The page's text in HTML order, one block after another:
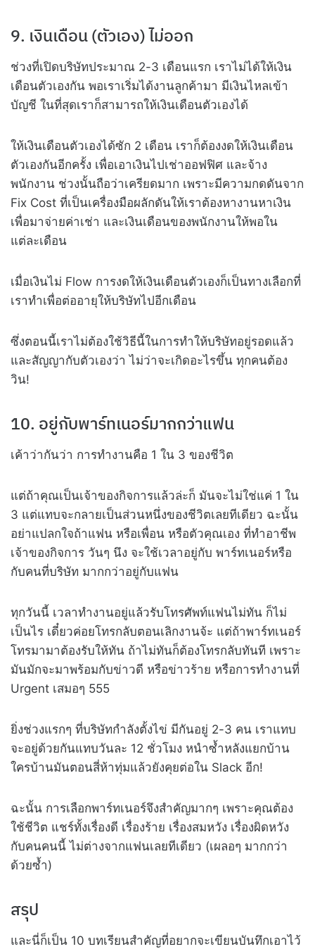
9. เงินเดือน (ตัวเอง) ไม่ออก
ช่วงที่เปิดบริษัทประมาณ 2-3 เดือนแรก เราไม่ได้ให้เงิน
เดือนตัวเองกัน พอเราเริ่มได้งานลูกค้ามา มีเงินไหลเข้า
บัญชี ในที่สุดเราก็สามารถให้เงินเดือนตัวเองได้
ให้เงินเดือนตัวเองได้ซัก 2 เดือน เราก็ต้องงดให้เงินเดือน
ตัวเองกันอีกครั้ง เพื่อเอาเงินไปเช่าออฟฟิศ และจ้าง
พนักงาน ช่วงนั้นถือว่าเครียดมาก เพราะมีความกดดันจาก
Fix Cost ที่เป็นเครื่องมือผลักดันให้เราต้องหางานหาเงิน
เพื่อมาจ่ายค่าเช่า และเงินเดือนของพนักงานให้พอใน
แต่ละเดือน
เมื่อเงินไม่ Flow การงดให้เงินเดือนตัวเองก็เป็นทางเลือกที่
เราทำเพื่อต่ออายุให้บริษัทไปอีกเดือน
ซึ่งตอนนี้เราไม่ต้องใช้วิธีนี้ในการทำให้บริษัทอยู่รอดแล้ว
และสัญญากับตัวเองว่า ไม่ว่าจะเกิดอะไรขึ้น ทุกคนต้อง
วิน!
10. อยู่กับพาร์ทเนอร์มากกว่าแฟน
เค้าว่ากันว่า การทำงานคือ 1 ใน 3 ของชีวิต
แต่ถ้าคุณเป็นเจ้าของกิจการแล้วล่ะก็ มันจะไม่ใช่แค่ 1 ใน
3 แต่แทบจะกลายเป็นส่วนหนึ่งของชีวิตเลยทีเดียว ฉะนั้น
อย่าแปลกใจถ้าแฟน หรือเพื่อน หรือตัวคุณเอง ที่ทำอาชีพ
เจ้าของกิจการ วันๆ นึง จะใช้เวลาอยู่กับ พาร์ทเนอร์หรือ
กับคนที่บริษัท มากกว่าอยู่กับแฟน
ทุกวันนี้ เวลาทำงานอยู่แล้วรับโทรศัพท์แฟนไม่ทัน ก็ไม่
เป็นไร เดี๋ยวค่อยโทรกลับตอนเลิกงานจ้ะ แต่ถ้าพาร์ทเนอร์
โทรมามาต้องรับให้ทัน ถ้าไม่ทันก็ต้องโทรกลับทันที เพราะ
มันมักจะมาพร้อมกับข่าวดี หรือข่าวร้าย หรือการทำงานที่
Urgent เสมอๆ 555
ยิ่งช่วงแรกๆ ที่บริษัทกำลังตั้งไข่ มีกันอยู่ 2-3 คน เราแทบ
จะอยู่ด้วยกันแทบวันละ 12 ชั่วโมง หนำซ้ำหลังแยกบ้าน
ใครบ้านมันตอนสี่ห้าทุ่มแล้วยังคุยต่อใน Slack อีก!
ฉะนั้น การเลือกพาร์ทเนอร์จึงสำคัญมากๆ เพราะคุณต้อง
ใช้ชีวิต แชร์ทั้งเรื่องดี เรื่องร้าย เรื่องสมหวัง เรื่องผิดหวัง
กับคนคนนี้ ไม่ต่างจากแฟนเลยทีเดียว (เผลอๆ มากกว่า
ด้วยซ้ำ)
สรุป
และนี่ก็เป็น 10 บทเรียนสำคัญที่อยากจะเขียนบันทึกเอาไว้